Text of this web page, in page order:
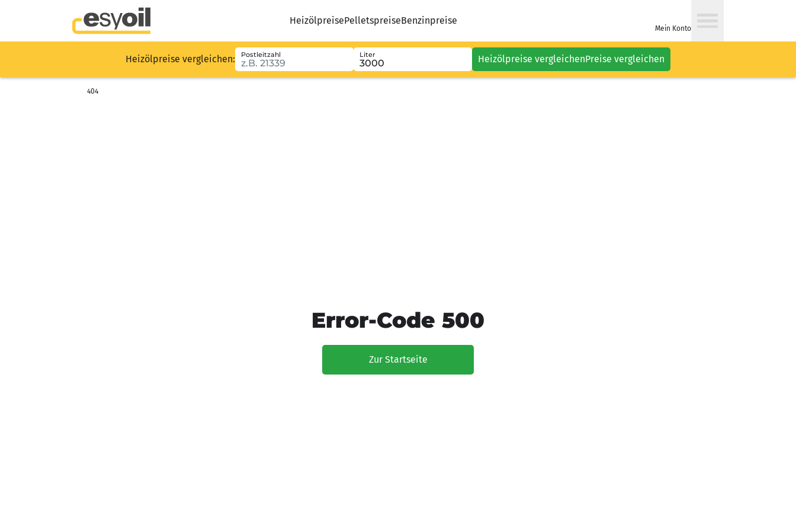
HeizölpreisePelletspreiseBenzinpreise
Mein Konto
Heizölpreise vergleichen: Postleitzahl Liter Heizölpreise vergleichenPreise vergleichen
404
Error-Code 500
Zur Startseite